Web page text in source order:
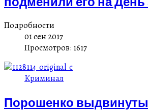
Подробности
01 сен 2017
Просмотров: 1617
Криминал
Порошенко выдвинуты